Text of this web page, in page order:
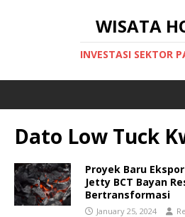
WISATA
INVESTASI SEKTOR
Dato Low Tuck
Proyek Baru
Jetty BCT Bayan
Bertransformasi
January 25, 2024